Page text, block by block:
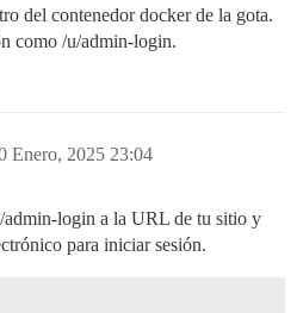
del contenedor docker de la gota.
como /u/admin-login.
Enero, 2025 23:04
admin-login a la URL de tu sitio y
para iniciar sesión.